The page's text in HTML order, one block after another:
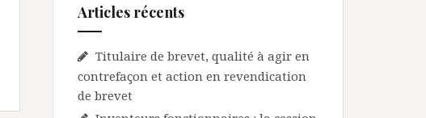
Articles récents
Titulaire de brevet, qualité à agir en
contrefaçon et action en revendication
de brevet